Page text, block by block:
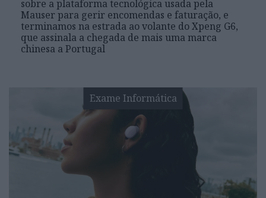
sobre a plataforma tecnológica usada pela
Mauser para gerir encomendas e faturação, e
terminamos na estrada ao volante do Xpeng G6,
que assinala a chegada de mais uma marca
chinesa a Portugal
Exame Informática